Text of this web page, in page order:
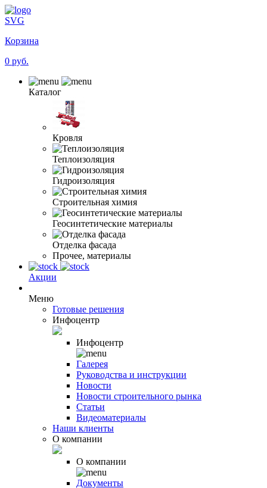
SVG
Корзина
0 руб.
Каталог
Кровля
Теплоизоляция
Гидроизоляция
Строительная химия
Геосинтетические материалы
Отделка фасада
Прочее, материалы
Акции
Меню
Готовые решения
Инфоцентр
Инфоцентр
Галерея
Руководства и инструкции
Новости
Новости строительного рынка
Статьи
Видеоматериалы
Наши клиенты
О компании
О компании
Документы